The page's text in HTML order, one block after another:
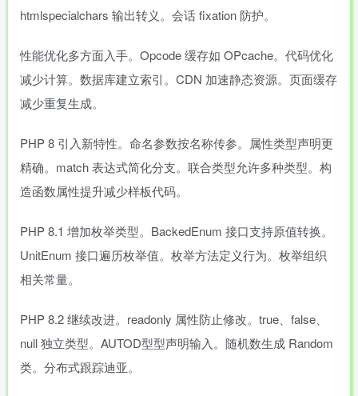
htmlspecialchars 输出转义。会话 fixation 防护。
性能优化多方面入手。Opcode 缓存如 OPcache。代码优化
减少计算。数据库建立索引。CDN 加速静态资源。页面缓存
减少重复生成。
PHP 8 引入新特性。命名参数按名称传参。属性类型声明更
精确。match 表达式简化分支。联合类型允许多种类型。构
造函数属性提升减少样板代码。
PHP 8.1 增加枚举类型。BackedEnum 接口支持原值转换。
UnitEnum 接口遍历枚举值。枚举方法定义行为。枚举组织
相关常量。
PHP 8.2 继续改进。readonly 属性防止修改。true、false、
null 独立类型。AUTOD型型声明输入。随机数生成 Random
类。分布式跟踪迪亚。